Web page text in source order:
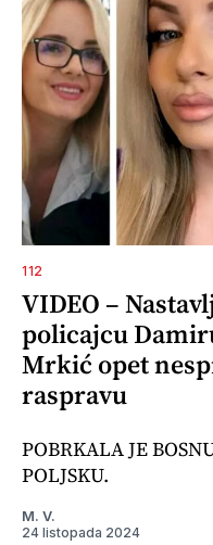
112
VIDEO –
policajcu
Mrkić opet
raspravu
POBRKALA JE
POLJSKU.
M. V.
24 listopada 2024